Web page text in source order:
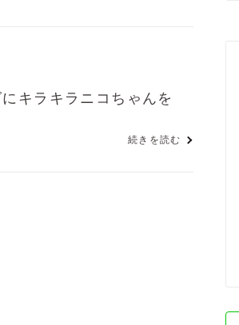
キラキラニコちゃんを
続きを読む